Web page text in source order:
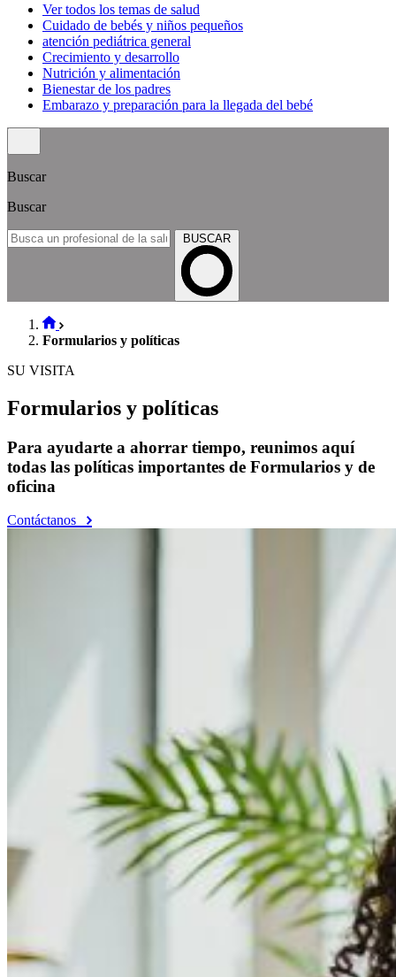
Ver todos los temas de salud
Cuidado de bebés y niños pequeños
atención pediátrica general
Crecimiento y desarrollo
Nutrición y alimentación
Bienestar de los padres
Embarazo y preparación para la llegada del bebé
Buscar
Buscar
BUSCAR
Formularios y políticas
SU VISITA
Formularios y políticas
Para ayudarte a ahorrar tiempo, reunimos aquí
todas las políticas importantes de Formularios y de
oficina
Contáctanos